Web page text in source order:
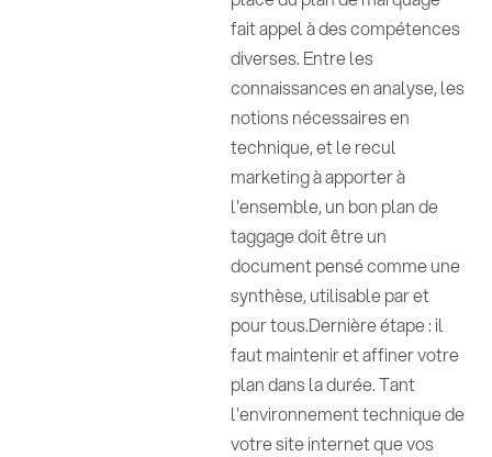
fait appel à des compétences
diverses. Entre les
connaissances en analyse, les
notions nécessaires en
technique, et le recul
marketing à apporter à
l'ensemble, un bon plan de
taggage doit être un
document pensé comme une
synthèse, utilisable par et
pour tous.Dernière étape : il
faut maintenir et affiner votre
plan dans la durée. Tant
l'environnement technique de
votre site internet que vos